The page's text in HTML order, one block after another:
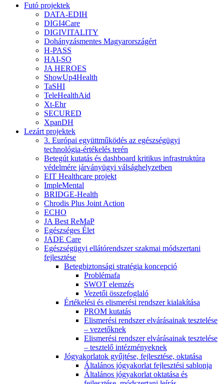
Futó projektek
DATA-EDIH
DIGI4Care
DIGIVITALITY
Dohányzásmentes Magyarországért
H-PASS
HAI-SO
JA HEROES
ShowUp4Health
TaSHI
TeleHealthAid
Xt-Ehr
SECURED
XpanDH
Lezárt projektek
3. Európai együttműködés az egészségügyi
technológia-értékelés terén
Betegút kutatás és dashboard kritikus infrastruktúra
védelmére járványügyi válsághelyzetben
EIT Healthcare projekt
ImpleMental
BRIDGE-Health
Chrodis Plus Joint Action
ECHO
JA Best ReMaP
Egészséges Élet
JADE Care
Egészségügyi ellátórendszer szakmai módszertani
fejlesztése
Betegbiztonsági stratégia koncepció
Problémafa
SWOT elemzés
Vezetői összefoglaló
Értékelési és elismerési rendszer kialakítása
PROM kutatás
Elismerési rendszer elvárásainak tesztelése
– vezetőknek
Elismerési rendszer elvárásainak tesztelése
– tesztelő intézményeknek
Jógyakorlatok gyűjtése, fejlesztése, oktatása
Általános jógyakorlat fejlesztési sablonja
Általános jógyakorlat oktatása és